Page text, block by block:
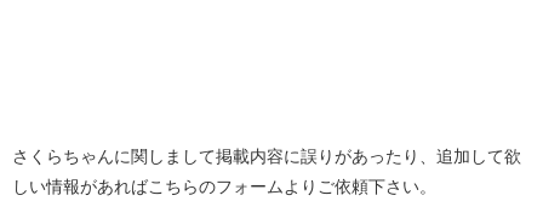
さくらちゃんに関しまして掲載内容に誤りがあったり、追加して欲
しい情報があればこちらのフォームよりご依頼下さい。